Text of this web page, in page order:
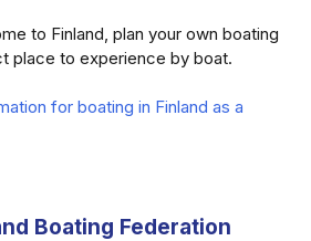
to Finland, plan your own boating
place to experience by boat.
for boating in Finland as a
Boating Federation